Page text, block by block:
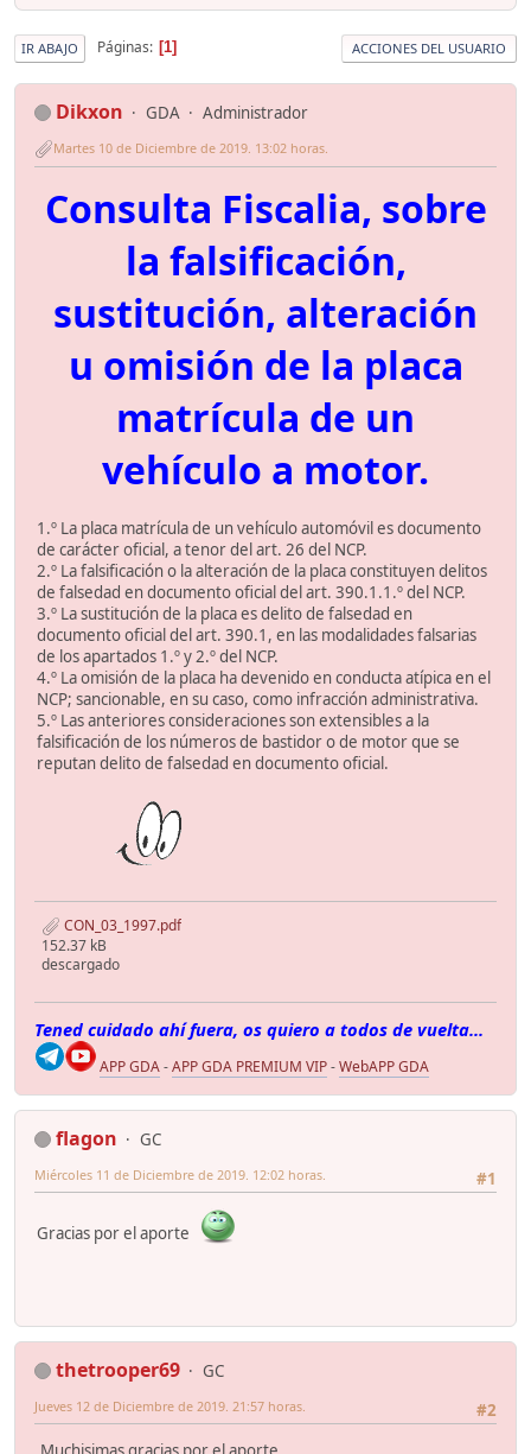
IR ABAJO Páginas 1 ACCIONES DEL USUARIO
Dikxon GDA Administrador
Martes 10 de Diciembre de 2019. 13:02 horas.
Consulta Fiscalia, sobre
la falsificación,
sustitución, alteración
u omisión de la placa
matrícula de un
vehículo a motor.
1.º La placa matrícula de un vehículo automóvil es documento
de carácter oficial, a tenor del art. 26 del NCP.
2.º La falsificación o la alteración de la placa constituyen delitos
de falsedad en documento oficial del art. 390.1.1.º del NCP.
3.º La sustitución de la placa es delito de falsedad en
documento oficial del art. 390.1, en las modalidades falsarias
de los apartados 1.º y 2.º del NCP.
4.º La omisión de la placa ha devenido en conducta atípica en el
NCP; sancionable, en su caso, como infracción administrativa.
5.º Las anteriores consideraciones son extensibles a la
falsificación de los números de bastidor o de motor que se
reputan delito de falsedad en documento oficial.
CON_03_1997.pdf
152.37 kB
descargado
Tened cuidado ahí fuera, os quiero a todos de vuelta...
APP GDA-APP GDA PREMIUM VIP-WebAPP GDA
flagon
GC
#1
Miércoles 11 de Diciembre de 2019. 12:02 horas.
Gracias por el aporte
thetrooper69
GC
#2
Jueves 12 de Diciembre de 2019. 21:57 horas.